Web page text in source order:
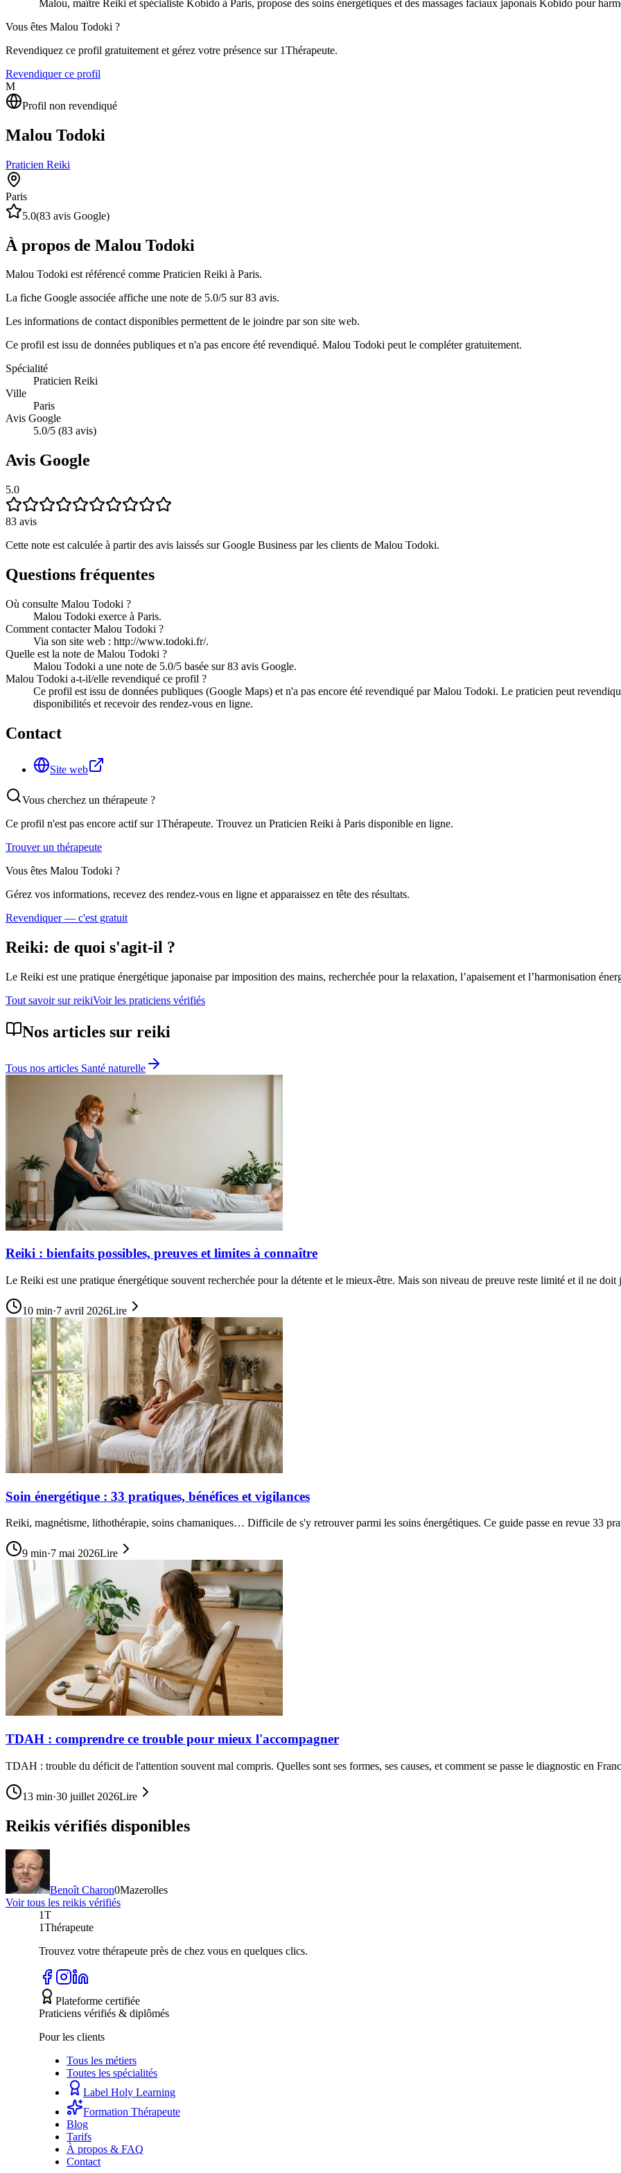
Malou, maître Reiki et spécialiste Kobido à Paris, propose des soins énergétiques et des massages faciaux japonais Kobido pour
Vous êtes Malou Todoki ?
Revendiquez ce profil gratuitement et gérez votre présence sur 1Thérapeute.
Revendiquer ce profil
M
Profil non revendiqué
Malou Todoki
Praticien Reiki
Paris
5.0(83 avis Google)
À propos de Malou Todoki
Malou Todoki est référencé comme Praticien Reiki à Paris.
La fiche Google associée affiche une note de 5.0/5 sur 83 avis.
Les informations de contact disponibles permettent de le joindre par son site web.
Ce profil est issu de données publiques et n'a pas encore été revendiqué. Malou Todoki peut le compléter gratuitement.
Spécialité
Praticien Reiki
Ville
Paris
Avis Google
5.0/5 (83 avis)
Avis Google
5.0
83 avis
Cette note est calculée à partir des avis laissés sur Google Business par les clients de Malou Todoki.
Questions fréquentes
Où consulte Malou Todoki ?
Malou Todoki exerce à Paris.
Comment contacter Malou Todoki ?
Via son site web : http://www.todoki.fr/.
Quelle est la note de Malou Todoki ?
Malou Todoki a une note de 5.0/5 basée sur 83 avis Google.
Malou Todoki a-t-il/elle revendiqué ce profil ?
Ce profil est issu de données publiques (Google Maps) et n'a pas encore été revendiqué par Malou Todoki. Le praticien peut
disponibilités et recevoir des rendez-vous en ligne.
Contact
Site web
Vous cherchez un thérapeute ?
Ce profil n'est pas encore actif sur 1Thérapeute. Trouvez un Praticien Reiki à Paris disponible en ligne.
Trouver un thérapeute
Vous êtes Malou Todoki ?
Gérez vos informations, recevez des rendez-vous en ligne et apparaissez en tête des résultats.
Revendiquer — c'est gratuit
Reiki: de quoi s'agit-il ?
Le Reiki est une pratique énergétique japonaise par imposition des mains, recherchée pour la relaxation, l’apaisement et l’harmonisation
Tout savoir surreikiVoir les praticiens vérifiés
Nos articles sur reiki
Tous nos articles Santé naturelle
Reiki : bienfaits possibles, preuves et limites à connaître
Le Reiki est une pratique énergétique souvent recherchée pour la détente et le mieux-être. Mais son niveau de preuve reste limité et il ne
10 min·7 avril 2026Lire
Soin énergétique : 33 pratiques, bénéfices et vigilances
Reiki, magnétisme, lithothérapie, soins chamaniques… Difficile de s'y retrouver parmi les soins énergétiques. Ce guide passe en revue 33
9 min·7 mai 2026Lire
TDAH : comprendre ce trouble pour mieux l'accompagner
TDAH : trouble du déficit de l'attention souvent mal compris. Quelles sont ses formes, ses causes, et comment se passe le diagnostic en
13 min·30 juillet 2026Lire
Reikis vérifiés disponibles
Benoît Charon0Mazerolles
Voir tous les reikis vérifiés
1T
1Thérapeute
Trouvez votre thérapeute près de chez vous en quelques clics.
Plateforme certifiée
Praticiens vérifiés & diplômés
Pour les clients
Tous les métiers
Toutes les spécialités
Label Holy Learning
Formation Thérapeute
Blog
Tarifs
À propos & FAQ
Contact